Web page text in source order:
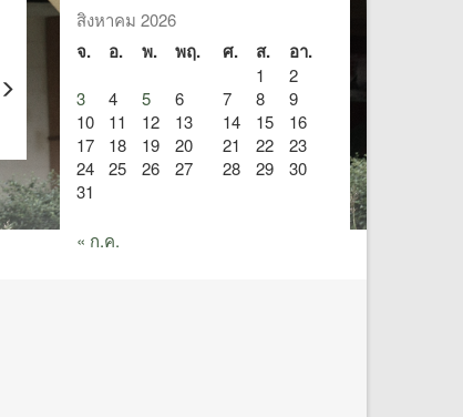
สิงหาคม 2026
จ. อ. พ. พฤ. ศ. ส. อา.
1
2
3
4 5 6 7 8
9
10
11 12 13 14 15
16
17
18 19 20 21 22
23
24
25 26 27 28 29
30
31
« ก.ค.